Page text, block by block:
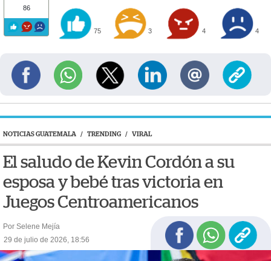
86
75 3 4 4
NOTICIAS GUATEMALA / TRENDING / VIRAL
El saludo de Kevin Cordón a su
esposa y bebé tras victoria en
Juegos Centroamericanos
Por Selene Mejía
29 de julio de 2026, 18:56